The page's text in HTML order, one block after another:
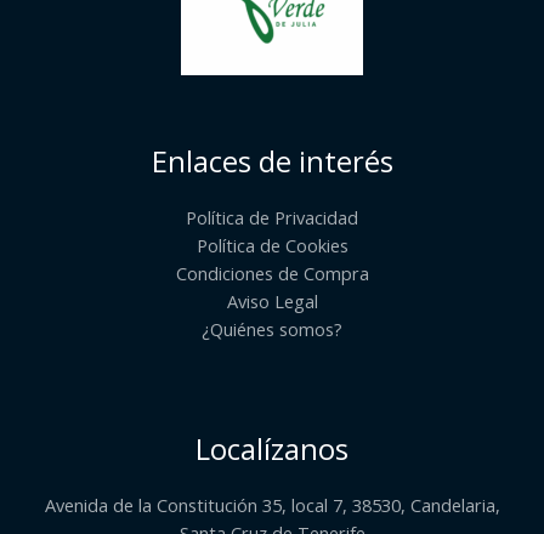
Enlaces de interés
Política de Privacidad
Política de Cookies
Condiciones de Compra
Aviso Legal
¿Quiénes somos?​
Localízanos
Avenida de la Constitución 35, local 7, 38530, Candelaria,